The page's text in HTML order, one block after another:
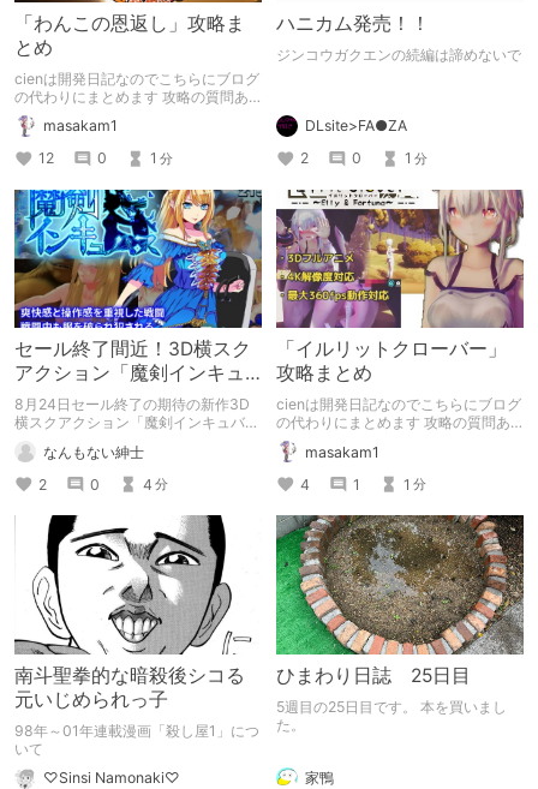
「わんこの恩返し」攻略ま
とめ
cienは開発日記なのでこちらにブログ
の代わりにまとめます 攻略の質問あ
ったらコメントでどうぞ
masakam1
12
0 1 分
ハニカム発売！！
ジンコウガクエンの続編は諦めないで
DLsite>FA●ZA
2
0 1 分
セール終了間近！3D横スク
アクション「魔剣インキュ
バス」感想まとめ
8月24日セール終了の期待の新作3D
横スクアクション「魔剣インキュバ
ス」の体験版→製品版の感想をまとめ
ました。 買うのに迷っている方！ご
一読ください！
なんもない紳士
2
0 4 分
「イルリットクローバー」
攻略まとめ
cienは開発日記なのでこちらにブログ
の代わりにまとめます 攻略の質問あ
ったらコメントでどうぞ
masakam1
4
1 1 分
南斗聖拳的な暗殺後シコる
元いじめられっ子
98年～01年連載漫画「殺し屋1」につ
いて
♡Sinsi Namonaki♡
ひまわり日誌 25日目
5週目の25日目です。 本を買いまし
た。
家鴨